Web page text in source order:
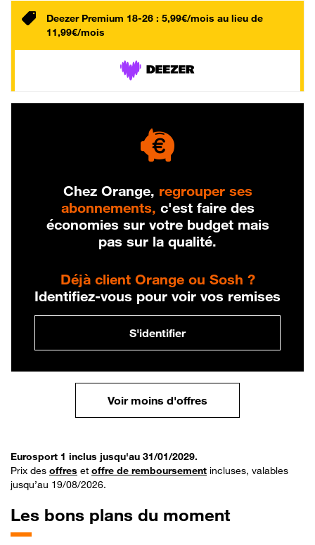
Deezer Premium 18-26 : 5,99€/mois au lieu de
11,99€/mois
Chez Orange, regrouper ses
abonnements, c'est faire des
économies sur votre budget mais
pas sur la qualité.
Déjà client Orange ou Sosh ?
Identifiez-vous pour voir vos remises
S'identifier
Voir moins d'offres
Eurosport 1 inclus jusqu'au 31/01/2029.
Prix des offres et offre de remboursement incluses, valables
jusqu’au 19/08/2026.
Les bons plans du moment